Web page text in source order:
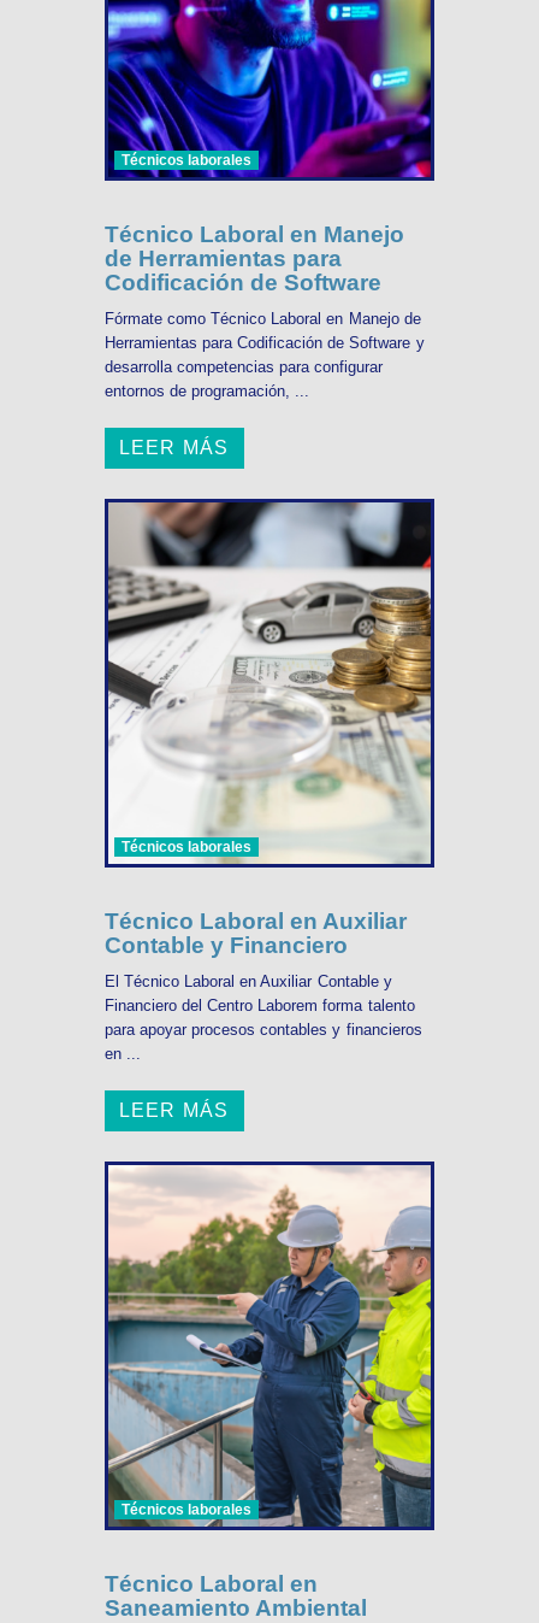
Técnicos laborales
Técnico Laboral en Manejo
de Herramientas para
Codificación de Software
Fórmate como Técnico Laboral en Manejo de
Herramientas para Codificación de Software y
desarrolla competencias para configurar
entornos de programación, ...
LEER MÁS
Técnicos laborales
Técnico Laboral en Auxiliar
Contable y Financiero
El Técnico Laboral en Auxiliar Contable y
Financiero del Centro Laborem forma talento
para apoyar procesos contables y financieros
en ...
LEER MÁS
Técnicos laborales
Técnico Laboral en
Saneamiento Ambiental